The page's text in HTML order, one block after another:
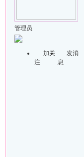
管理员
加关
注
发消
息